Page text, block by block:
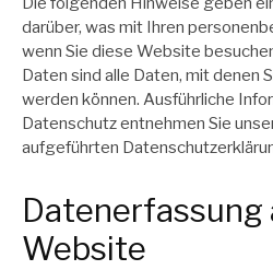
darüber, was mit Ihren
wenn Sie diese Website
Daten sind alle Daten, mit denen
werden können. Ausführliche
Datenschutz entnehmen Sie
aufgeführten
Datenerfassung
Website